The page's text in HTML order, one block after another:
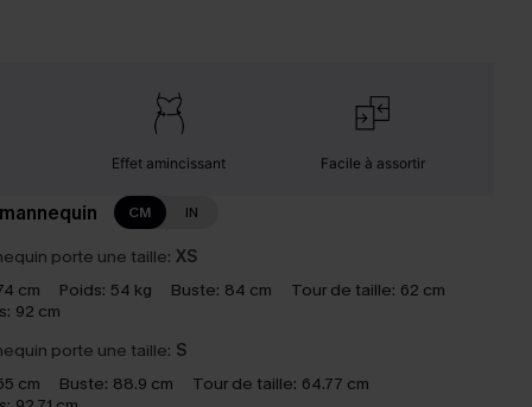
Effet amincissant Facile à assortir
CM IN
porte une taille: XS
cm
Poids: 54 kg Buste: 84 cm Tour de taille: 62 cm
92 cm
porte une taille: S
cm
Buste: 88.9 cm Tour de taille: 64.77 cm